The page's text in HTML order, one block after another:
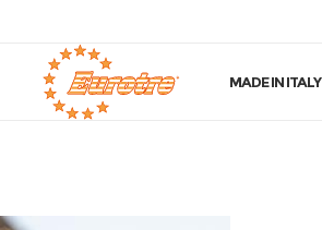
MADE IN ITALY